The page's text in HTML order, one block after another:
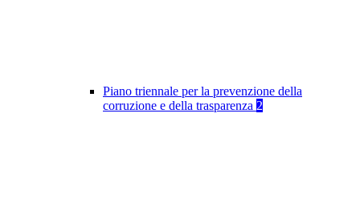
Piano triennale per la prevenzione della
corruzione e della trasparenza 2